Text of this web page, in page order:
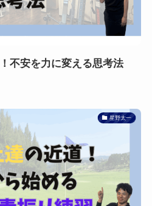
不安を力に変える思考法
星野太一